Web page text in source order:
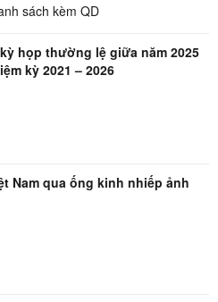
sách kèm QD
họp thường lệ giữa năm 2025
kỳ 2021 – 2026
Nam qua ống kinh nhiếp ảnh